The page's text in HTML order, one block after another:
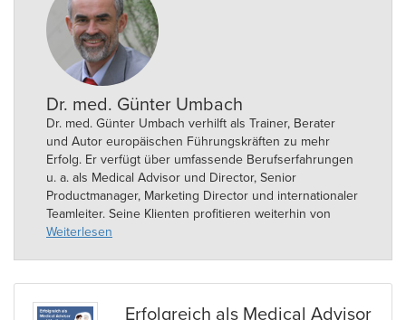
Dr. med. Günter Umbach
Dr. med. Günter Umbach verhilft als Trainer, Berater
und Autor europäischen Führungskräften zu mehr
Erfolg. Er verfügt über umfassende Berufserfahrungen
u. a. als Medical Advisor und Director, Senior
Productmanager, Marketing Director und internationaler
Teamleiter. Seine Klienten profitieren weiterhin von
seinen medizinischen Erfahrungen als Facharzt für
der Universität in Bilbao und Lehrbeauftragter für den
Master of Pharmaceutical Medicine der Universität
Weiterlesen
Erfolgreich als Medical Advisor